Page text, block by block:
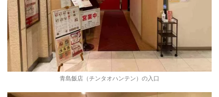
青島飯店（チンタオハンテン）の入口